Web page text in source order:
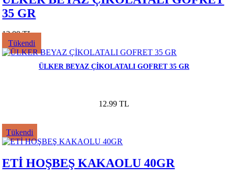
35 GR
12.99 TL
Tükendi
ÜLKER BEYAZ ÇİKOLATALI GOFRET 35 GR
12.99 TL
Tükendi
ETİ HOŞBEŞ KAKAOLU 40GR